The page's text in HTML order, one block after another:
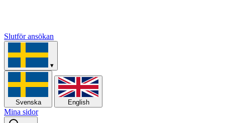
Slutför ansökan
▾
Svenska English
Mina sidor